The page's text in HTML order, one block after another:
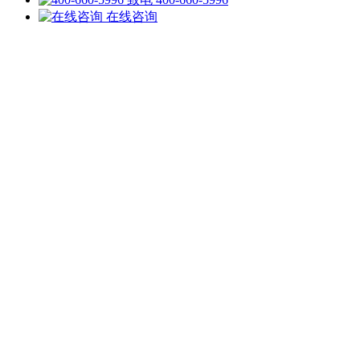
在线咨询